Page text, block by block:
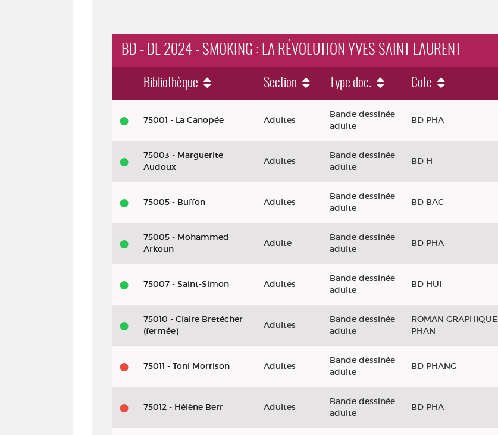
BD - DL 2024 - SMOKING : LA RÉVOLUTION YVES SAINT LAURENT
2024
Smoking
révolution
Saint
Bibliothèque Section Type doc. Cote
75001 - La Canopée Adultes
Bande dessinée
adulte
BD PHA
75003 - Marguerite
Audoux
Adultes
Bande dessinée
adulte
BD H
75005 - Buffon Adultes
Bande dessinée
adulte
BD BAC
75005 - Mohammed
Arkoun
Adulte
Bande dessinée
adulte
BD PHA
75007 - Saint-Simon Adultes
Bande dessinée
adulte
BD HUI
75010 - Claire Bretécher
(fermée)
Adultes
Bande dessinée
adulte
ROMAN GRAPHIQUE
PHAN
75011 - Toni Morrison Adultes
Bande dessinée
adulte
BD PHANG
75012 - Hélène Berr Adultes
Bande dessinée
adulte
BD PHA